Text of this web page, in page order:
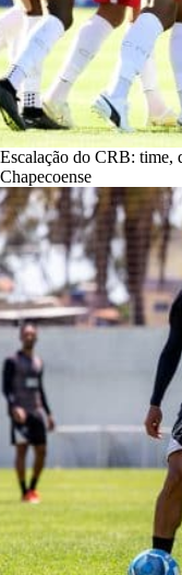
Escalação do CRB: time,
Chapecoense